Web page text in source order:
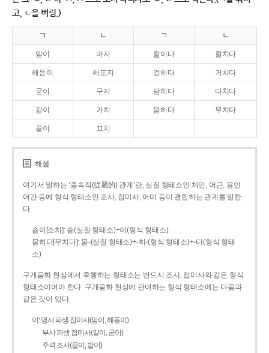
고, ㄴ을 버림.)
ㄱ ㄴ ㄱ ㄴ
맏이 마지 핥이다 할치다
해돋이 해도지 걷히다 거치다
굳이 구지 닫히다 다치다
같이 가치 묻히다 무치다
끝이 끄치
해설
여기서 말하는 ‘종속적(從屬的) 관계’란, 실질 형태소인 체언, 어근, 용언
어간 등에 형식 형태소인 조사, 접미사, 어미 등이 결합하는 관계를 말한
다.
솥이[소치]: 솥(실질 형태소)+이(형식 형태소)
묻히다[무치다]: 묻­-(실질 형태소)+­-히­-(형식 형태소)+-다(형식 형태
소)
구개음화 현상에서 후행하는 형태소는 반드시 조사, 접미사와 같은 형식
형태소이어야 한다. 구개음화 현상에 관여하는 형식 형태소에는 다음과
같은 것이 있다.
이: 명사 파생 접미사(맏이, 해돋이)
부사 파생 접미사(같이, 굳이)
주격 조사(끝이, 밭이)